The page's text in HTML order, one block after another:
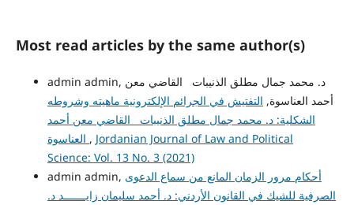
Most read articles by the same author(s)
admin admin, د. محمد جمال مطلق الذنيبات القاضي معن
أحمد العناسوة, التفتيش في الجرائم الإلكترونية ماهيته وشروطه
الشكلية: د. محمد جمال مطلق الذنيبات القاضي معن أحمد
, Jordanian Journal of Law and Political
Science: Vol. 13 No. 3 (2021)
admin admin, أحكام مرور الزمان المانع من سماع الدعوى
الصرفية للشيك في القانون الأردني: د. أحمد سليمان زايـــــــد د.